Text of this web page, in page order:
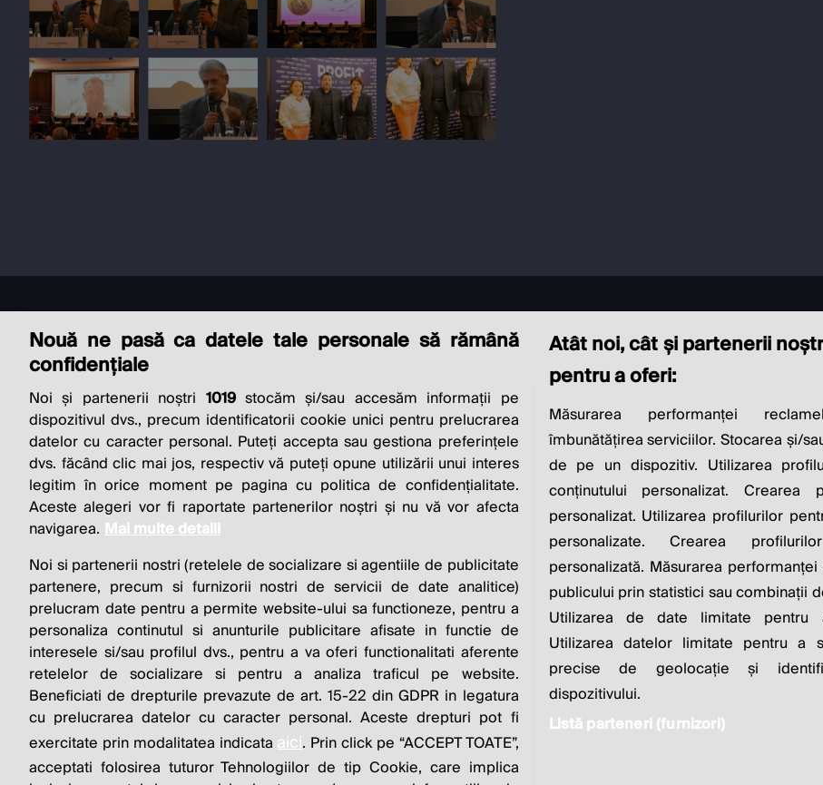
THE SOCIAL
BUSINESS IS TO INCREASE
Milton Friedman
© 2026 Profit.ro. Toate drepturile rezervate. Dezvoltat de
1616.ro
Contact Publicitate
Despre
noi
Nouă ne pasă ca datele tale personale să rămână
confidențiale
Noi și partenerii noștri 1019stocăm și/sau accesăm informații pe
dispozitivul dvs., precum identificatorii cookie unici pentru prelucrarea
datelor cu caracter personal. Puteți accepta sau gestiona preferințele
dvs. făcând clic mai jos, respectiv vă puteți opune utilizării unui interes
legitim în orice moment pe pagina cu politica de confidențialitate.
Aceste alegeri vor fi raportate partenerilor noștri și nu vă vor afecta
navigarea. Mai multe detalii
Noi si partenerii nostri (retelele de socializare si agentiile de publicitate
partenere, precum si furnizorii nostri de servicii de date analitice)
prelucram date pentru a permite website-ului sa functioneze, pentru a
personaliza continutul si anunturile publicitare afisate in functie de
interesele si/sau profilul dvs., pentru a va oferi functionalitati aferente
retelelor de socializare si pentru a analiza traficul pe website.
Beneficiati de drepturile prevazute de art. 15-22 din GDPR in legatura
cu prelucrarea datelor cu caracter personal. Aceste drepturi pot fi
exercitate prin modalitatea indicata aici. Prin click pe “ACCEPT TOATE”,
acceptati folosirea tuturor Tehnologiilor de tip Cookie, care implica
Atât noi, cât și partenerii
pentru a oferi:
Măsurarea performanței
îmbunătățirea serviciilor. Stocarea și/
de pe un dispozitiv. Utilizarea
conținutului personalizat. Crearea
personalizat. Utilizarea profilurilor
personalizate. Crearea
personalizată. Măsurarea
publicului prin statistici sau combinații
Utilizarea de date limitate pentru
Utilizarea datelor limitate pentru a
precise de geolocație și
dispozitivului.
Listă parteneri (furnizori)